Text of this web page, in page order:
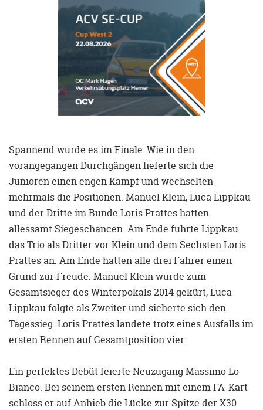
Spannend wurde es im Finale: Wie in den
vorangegangen Durchgängen lieferte sich die
Junioren einen engen Kampf und wechselten
mehrmals die Positionen. Manuel Klein, Luca Lippkau
und der Dritte im Bunde Loris Prattes hatten
allessamt Siegeschancen. Am Ende führte Lippkau
das Trio als Dritter vor Klein und dem Sechsten Loris
Prattes an. Am Ende hatten alle drei Fahrer einen
Grund zur Freude. Manuel Klein wurde zum
Gesamtsieger des Winterpokals 2014 gekürt, Luca
Lippkau folgte als Zweiter und sicherte sich den
Tagessieg. Loris Prattes landete trotz eines Ausfalls im
ersten Rennen auf Gesamtposition vier.
Ein perfektes Debüt feierte Neuzugang Massimo Lo
Bianco. Bei seinem ersten Rennen mit einem FA-Kart
schloss er auf Anhieb die Lücke zur Spitze der X30